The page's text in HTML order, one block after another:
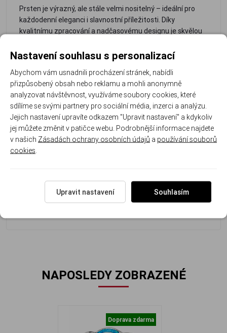
Prsten je výrazný, ale stále velmi nositelný – ideální pro
každodenní eleganci i slavnostní příležitosti. Díky
kvalitnímu zpracování a nadčasovému designu je skvělou
pozornost.
Každý opál má originální kresbu, proto je každý kus
jedinečný.
- Materiál: stříbro ryzosti 925/1000
- Výrazný modrý opál s mozaikovým efektem
- Proplétaný moderní design
- Třpytivé zirkony pro luxusní vzhled
Hmotnost prstenu u velikosti 61 je 3.7 g, šířka prstenu 0.6
NAPOSLEDY ZOBRAZENÉ
Doprava zdarma
Nastavení souhlasu s personalizací
Abychom vám usnadnili procházení stránek, nabídli
přizpůsobený obsah nebo reklamu a mohli anonymně
analyzovat návštěvnost, využíváme soubory cookies, které
sdílíme se svými partnery pro sociální média, inzerci a analýzu.
Jejich nastavení upravíte odkazem "Upravit nastavení" a kdykoliv
jej můžete změnit v patičce webu. Podrobnější informace najdete
v našich Zásadách ochrany osobních údajů a používání souborů
cookies
Upravit nastavení Souhlasím